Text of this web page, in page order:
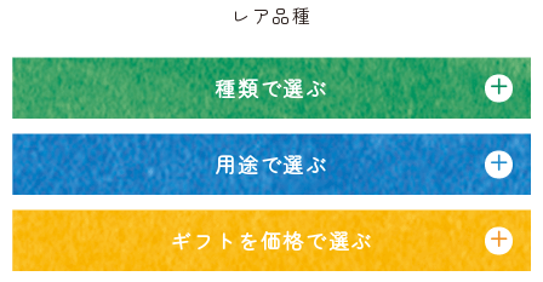
レア品種
種類で選ぶ
用途で選ぶ
ギフトを価格で選ぶ